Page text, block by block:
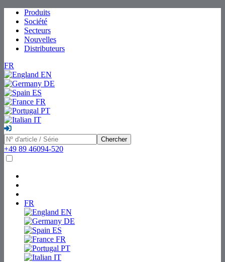
Produits
Société
Secteurs
Nouvelles
Distributeurs
FR
EN
DE
ES
FR
PT
IT
Chercher
+49 89 46094-520
FR
EN
DE
ES
FR
PT
IT